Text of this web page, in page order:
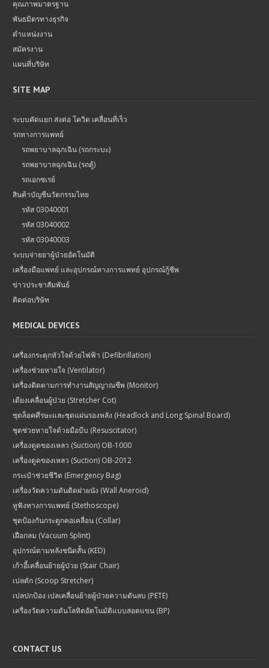
คุณภาพมาตรฐาน
พันธมิตรทางธุรกิจ
ตำแหน่งงาน
สมัครงาน
แผนที่บริษัท
SITE MAP
ระบบคัดแยก ส่งต่อ โควิด เคลื่อนที่เร็ว
รถทางการแพทย์
รถพยาบาลฉุกเฉิน (รถกระบะ)
รถพยาบาลฉุกเฉิน (รถตู้)
รถเอกซเรย์
สินค้าบัญชีนวัตกรรมไทย
รหัส 03040001
รหัส 03040002
รหัส 03040003
ระบบจ่ายยาผู้ป่วยอัตโนมัติ
เครื่องมือแพทย์ และอุปกรณ์ทางการแพทย์ อุปกรณ์กู้ชีพ
ข่าวประชาสัมพันธ์
ติดต่อบริษัท
MEDICAL DEVICES
เครื่องกระตุกหัวใจด้วยไฟฟ้า (Defibrillation)
เครื่องช่วยหายใจ (Ventilator)
เครื่องติดตามการทำงานสัญญาณชีพ (Monitor)
เตียงเคลื่อนผู้ป่วย (Stretcher Cot)
ชุดล็อคศีรษะและชุดแผ่นรองหลัง (Headlock and Long Spinal Board)
ชุดช่วยหายใจด้วยมือบีบ (Resuscitator)
เครื่องดูดของเหลว (Suction) OB-1000
เครื่องดูดของเหลว (Suction) OB-2012
กระเป๋าช่วยชีวิต (Emergency Bag)
เครื่องวัดความดันติดฝาผนัง (Wall Aneroid)
หูฟังทางการแพทย์ (Stethoscope)
ชุดป้องกันกระดูกคอเคลื่อน (Collar)
เฝือกลม (Vacuum Splint)
อุปกรณ์ดามหลังชนิดสั้น (KED)
เก้าอี้เคลื่อนย้ายผู้ป่วย (Stair Chair)
เปลตัก (Scoop Stretcher)
เปลปกป้อง เปลเคลื่อนย้ายผู้ป่วยความดันลบ (PETE)
เครื่องวัดความดันโลหิตอัตโนมัติแบบสอดแขน (BP)
CONTACT US